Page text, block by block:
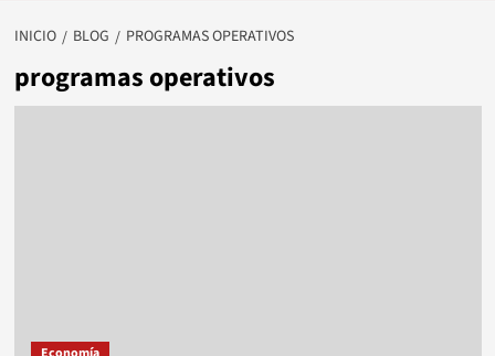
INICIO BLOG PROGRAMAS OPERATIVOS
programas operativos